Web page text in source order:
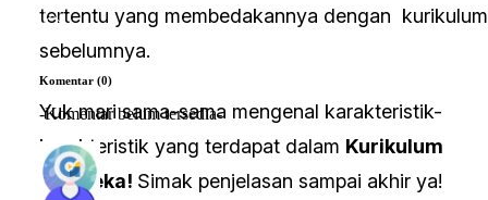
tertentu yang membedakannya dengan kurikulum
sebelumnya.
Yuk mari sama-sama mengenal karakteristik-
karakteristik yang terdapat dalam Kurikulum
Merdeka! Simak penjelasan sampai akhir ya!
Komentar (0)
-Komentar belum tersedia-